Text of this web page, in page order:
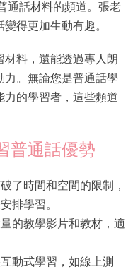
通話材料的頻道。張老
得更加生動有趣。
料，還能透過專人朗
。無論您是普通話學
力的學習者，這些頻道
普通話優勢
了時間和空間的限制，
排學習。
的教學影片和教材，適
動式學習，如線上測